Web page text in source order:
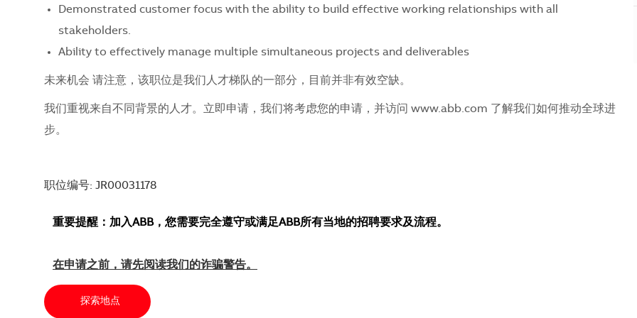
Demonstrated customer focus with the ability to build effective working relationships with all
stakeholders.
Ability to effectively manage multiple simultaneous projects and deliverables
未来机会 请注意，该职位是我们人才梯队的一部分，目前并非有效空缺。
我们重视来自不同背景的人才。立即申请，我们将考虑您的申请，并访问 www.abb.com 了解我们如何推动全球进
步。
职位编号: JR00031178
重要提醒：加入ABB，您需要完全遵守或满足ABB所有当地的招聘要求及流程。
在申请之前，请先阅读我们的诈骗警告。
探索地点